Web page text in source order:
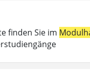
finden Sie im